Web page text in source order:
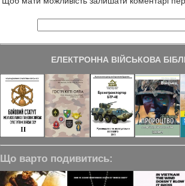
ЕЛЕКТРОННА ВІЙСЬКОВА
Що варто подивитись: